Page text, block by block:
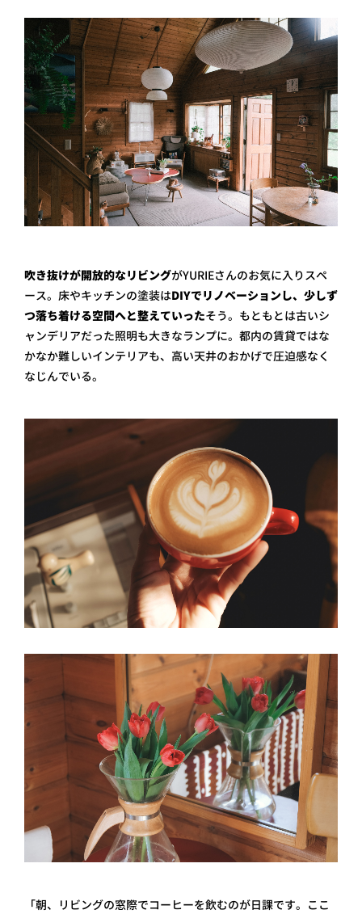
吹き抜けが開放的なリビングがYURIEさんのお気に入りスペ
ース。床やキッチンの塗装はDIYでリノベーションし、少しず
つ落ち着ける空間へと整えていったそう。もともとは古いシ
ャンデリアだった照明も大きなランプに。都内の賃貸ではな
かなか難しいインテリアも、高い天井のおかげで圧迫感なく
なじんでいる。
「朝、リビングの窓際でコーヒーを飲むのが日課です。ここ